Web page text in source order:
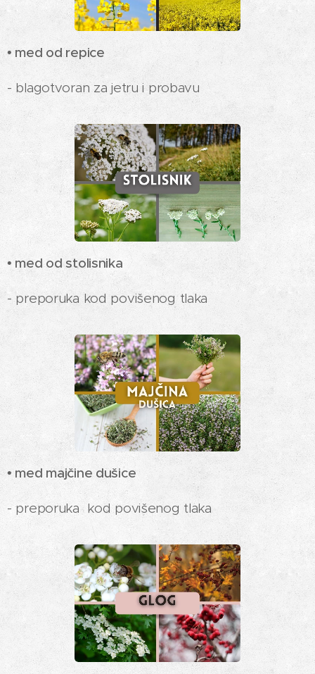
• med od repice
- blagotvoran za jetru i probavu
• med od stolisnika
- preporuka kod povišenog tlaka
• med majčine dušice
- preporuka kod povišenog tlaka